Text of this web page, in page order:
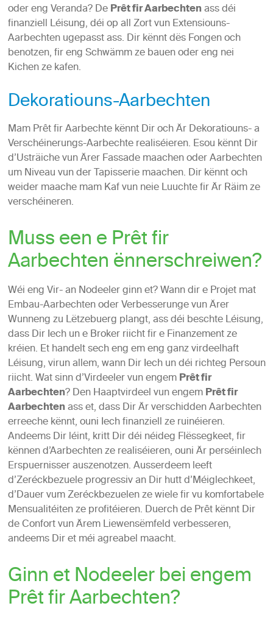
oder eng Veranda? DePrêt fir Aarbechtenass déi
finanziell Léisung, déi op all Zort vun Extensiouns-
Aarbechten ugepasst ass. Dir kënnt dës Fongen och
benotzen, fir eng Schwämm ze bauen oder eng nei
Kichen ze kafen.
Dekoratiouns-Aarbechten
Mam Prêt fir Aarbechte kënnt Dir och Är Dekoratiouns- a
Verschéinerungs-Aarbechte realiséieren. Esou kënnt Dir
d’Usträiche vun Ärer Fassade maachen oder Aarbechten
um Niveau vun der Tapisserie maachen. Dir kënnt och
weider maache mam Kaf vun neie Luuchte fir Är Räim ze
verschéineren.
Muss een e Prêt fir
Aarbechten ënnerschreiwen?
Wéi eng Vir- an Nodeeler ginn et? Wann dir e Projet mat
Embau-Aarbechten oder Verbesserunge vun Ärer
Wunneng zu Lëtzebuerg plangt, ass déi beschte Léisung,
dass Dir Iech un e Broker riicht fir e Finanzement ze
kréien. Et handelt sech eng em eng ganz virdeelhaft
Léisung, virun allem, wann Dir Iech un déi richteg Persoun
riicht. Wat sinn d’Virdeeler vun engemPrêt fir
Aarbechten? Den Haaptvirdeel vun engemPrêt fir
Aarbechtenass et, dass Dir Är verschidden Aarbechten
erreeche kënnt, ouni Iech finanziell ze ruinéieren.
Andeems Dir léint, kritt Dir déi néideg Flëssegkeet, fir
kënnen d’Aarbechten ze realiséieren, ouni Är perséinlech
Erspuernisser auszenotzen. Ausserdeem leeft
d’Zeréckbezuele progressiv an Dir hutt d’Méiglechkeet,
d’Dauer vum Zeréckbezuelen ze wiele fir vu komfortabele
Mensualitéiten ze profitéieren. Duerch de Prêt kënnt Dir
de Confort vun Ärem Liewensëmfeld verbesseren,
andeems Dir et méi agreabel maacht.
Ginn et Nodeeler bei engem
Prêt fir Aarbechten?